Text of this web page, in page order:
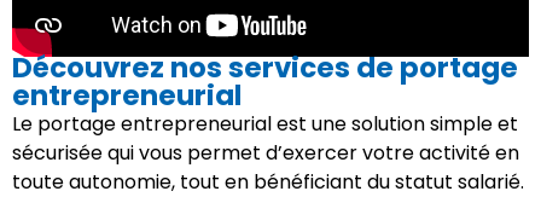
Découvrez nos services de portage
entrepreneurial
Le portage entrepreneurial est une solution simple et
sécurisée qui vous permet d’exercer votre activité en
toute autonomie, tout en bénéficiant du statut salarié.